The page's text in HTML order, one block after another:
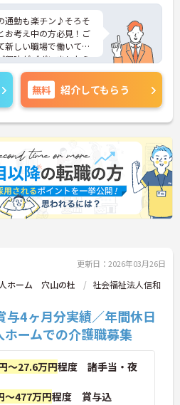
通勤も楽チン♪そろそ
お考え中の方必見！ご
新しい職場で働いてみ
興味がございましたら
すので是非ご応募お待
無料 紹介してもらう
更新日：2026年03月26日
ホーム 穴山の杜
社会福祉法人信和
与4ヶ月分実績／年間休日
ームでの介護職募集
～27.6万円程度 諸手当・夜
～477万円程度 賞与込